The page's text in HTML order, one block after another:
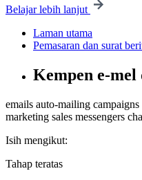
Belajar lebih lanjut
Laman utama
Pemasaran dan surat
Kempen e-
emails auto-mailing campaigns
marketing sales messengers
Isih mengikut:
Tahap teratas